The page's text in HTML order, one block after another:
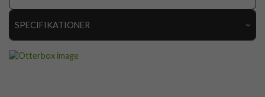
SPECIFIKATIONER